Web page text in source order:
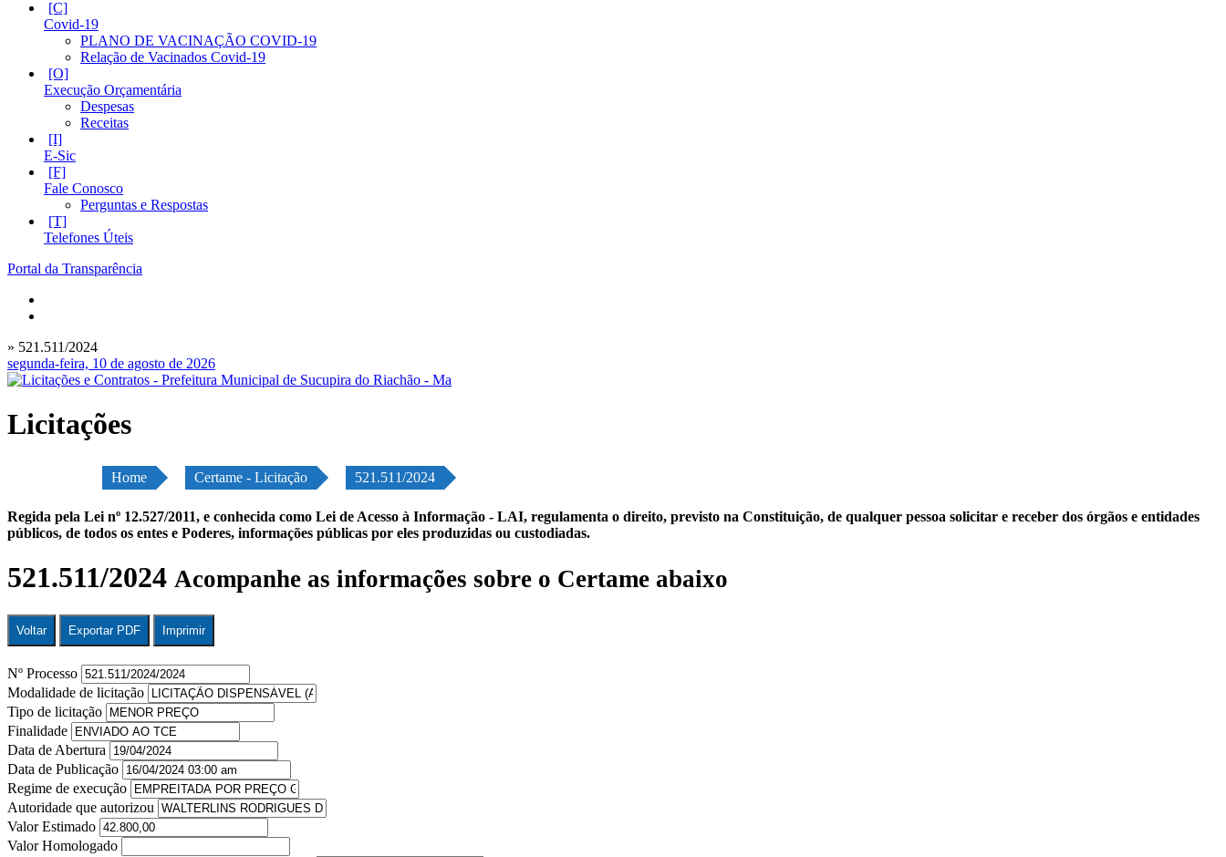
Covid-19
PLANO DE VACINAÇÃO COVID-19
Relação de Vacinados Covid-19
Execução Orçamentária
Despesas
Receitas
E-Sic
Fale Conosco
Perguntas e Respostas
Telefones Úteis
Portal da Transparência
» 521.511/2024
segunda-feira, 10 de agosto de 2026
Licitações
Home Certame - Licitação 521.511/2024
Regida pela Lei nº 12.527/2011, e conhecida como Lei de Acesso à Informação - LAI, regulamenta o direito, previsto na Constituição, de qualquer pessoa solicitar e receber dos órgãos e entidades
públicos, de todos os entes e Poderes, informações públicas por eles produzidas ou custodiadas.
521.511/2024 Acompanhe as informações sobre o Certame abaixo
Voltar Exportar PDF Imprimir
Nº Processo
Modalidade de licitação
Tipo de licitação
Finalidade
Data de Abertura
Data de Publicação
Regime de execução
Autoridade que autorizou
Valor Estimado
Valor Homologado